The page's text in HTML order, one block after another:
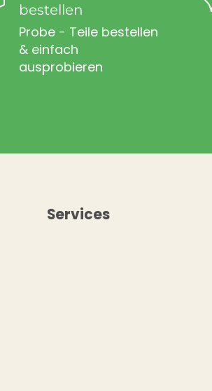
bestellen
Probe - Teile bestellen
& einfach
ausprobieren
Services